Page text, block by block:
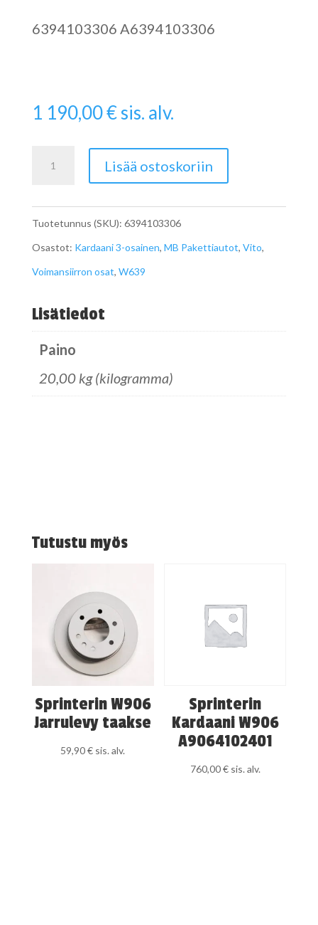
6394103306 A6394103306
1 190,00€sis. alv.
W639
A6394103306
määrä
Lisää ostoskoriin
Tuotetunnus (SKU): 6394103306
Osastot: Kardaani 3-osainen, MB Pakettiautot, Vito,
Voimansiirron osat, W639
Lisätiedot
Paino
20,00 kg (kilogramma)
Tutustu myös
Sprinterin W906
Jarrulevy taakse
59,90€ sis. alv.
Sprinterin
Kardaani W906
A9064102401
760,00€ sis. alv.